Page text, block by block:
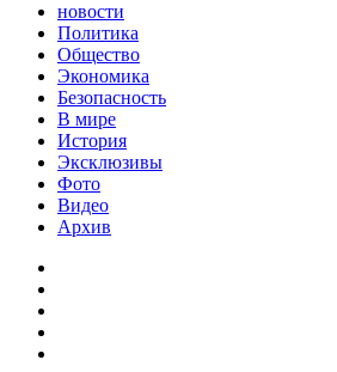
новости
Политика
Общество
Экономика
Безопасность
В мире
История
Эксклюзивы
Фото
Видео
Архив